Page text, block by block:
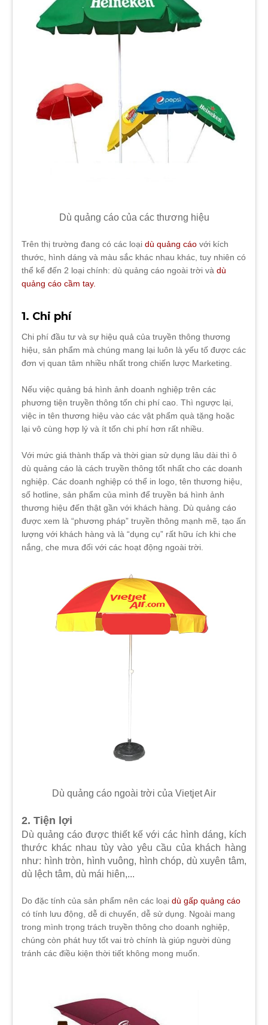
Dù quảng cáo của các thương hiệu
Trên thị trường đang có các loại dù quảng cáo với kích
thước, hình dáng và màu sắc khác nhau khác, tuy nhiên có
thể kể đến 2 loại chính: dù quảng cáo ngoài trời và dù
quảng cáo cầm tay.
1. Chi phí
Chi phí đầu tư và sự hiệu quả của truyền thông thương
hiệu, sản phẩm mà chúng mang lại luôn là yếu tố được các
đơn vị quan tâm nhiều nhất trong chiến lược Marketing.
Nếu việc quảng bá hình ảnh doanh nghiệp trên các
phương tiện truyền thông tốn chi phí cao. Thì ngược lại,
việc in tên thương hiệu vào các vật phẩm quà tặng hoặc
lại vô cùng hợp lý và ít tốn chi phí hơn rất nhiều.
Với mức giá thành thấp và thời gian sử dụng lâu dài thì ô
dù quảng cáo là cách truyền thông tốt nhất cho các doanh
nghiệp. Các doanh nghiệp có thể in logo, tên thương hiệu,
số hotline, sản phẩm của mình để truyền bá hình ảnh
thương hiệu đến thật gần với khách hàng. Dù quảng cáo
được xem là “phương pháp” truyền thông mạnh mẽ, tạo ấn
lượng với khách hàng và là “dụng cụ” rất hữu ích khi che
nắng, che mưa đối với các hoạt động ngoài trời.
Dù quảng cáo ngoài trời của Vietjet Air
2. Tiện lợi
Dù quảng cáo được thiết kế với các hình dáng, kích
thước khác nhau tùy vào yêu cầu của khách hàng
như: hình tròn, hình vuông, hình chóp, dù xuyên tâm,
dù lệch tâm, dù mái hiên,...
Do đặc tính của sản phẩm nên các loại dù gấp quảng cáo
có tính lưu động, dễ di chuyển, dễ sử dụng. Ngoài mang
trong mình trọng trách truyền thông cho doanh nghiệp,
chúng còn phát huy tốt vai trò chính là giúp người dùng
tránh các điều kiện thời tiết không mong muốn.